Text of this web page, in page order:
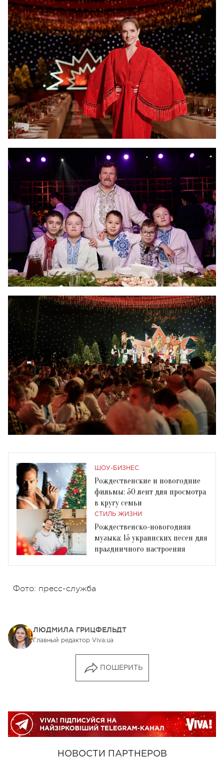
ШОУ-БИЗНЕС
Рождественские и новогодние
фильмы: 50 лент для просмотра
в кругу семьи
СТИЛЬ ЖИЗНИ
Рождественско-новогодняя
музыка: 15 украинских песен для
праздничного настроения
Фото: пресс-служба
ЛЮДМИЛА ГРИЦФЕЛЬДТ
Главный редактор Viva.ua
ПОШЕРИТЬ
НОВОСТИ ПАРТНЕРОВ